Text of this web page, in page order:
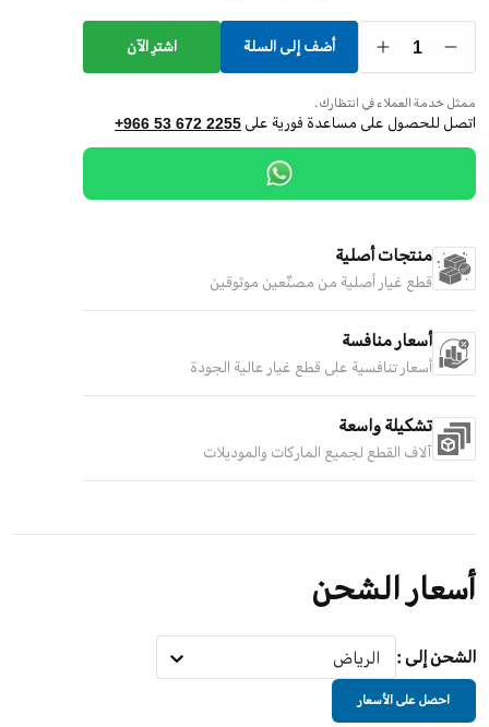
1 أضف إلى السلة اشترِ الآن
ممثل خدمة العملاء في انتظارك.
اتصل للحصول على مساعدة فورية على +966 53 672 2255
منتجات أصلية
قطع غيار أصلية من مصنّعين موثوقين
أسعار منافسة
أسعار تنافسية على قطع غيار عالية الجودة
تشكيلة واسعة
آلاف القطع لجميع الماركات والموديلات
أسعار الشحن
الشحن إلى : الرياض
احصل على الأسعار